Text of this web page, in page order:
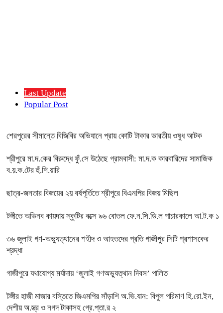
Last Update
Popular Post
শেরপুরের সীমান্তে বিজিবির অভিযানে প্রায় কোটি টাকার ভারতীয় ওষুধ আটক
শ্রীপুরে মা.দ.কের বিরুদ্ধে ফুঁ.সে উঠেছে গ্রামবাসী: মা.দ.ক কারবারিদের সামাজিক
ব.য়.ক.টের হুঁ.শি.য়ারি
ছাত্র-জনতার বিজয়ের ২য় বর্ষপূর্তিতে শ্রীপুরে বিএনপির বিজয় মিছিল
টঙ্গীতে অভিনব কায়দায় স্কুটির বক্সে ৯৬ বোতল ফে.ন.সি.ডি.ল পাচারকালে আ.ট.ক ১
৩৬ জুলাই গণ-অভ্যুত্থানের শহীদ ও আহতদের প্রতি গাজীপুর সিটি প্রশাসকের
শ্রদ্ধা
গাজীপুরে যথাযোগ্য মর্যাদায় ‘জুলাই গণঅভ্যুত্থান দিবস’ পালিত
টঙ্গীর হাজী মাজার বস্তিতে জিএমপির সাঁড়াশি অ.ভি.যান: বিপুল পরিমাণ হি.রো.ইন,
দেশীয় অ.স্ত্র ও নগদ টাকাসহ গ্রে.প্তা.র ২